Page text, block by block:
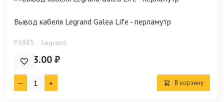
Вывод кабеля Legrand Galea Life - перламутр
P3885 Legrand
2 403.00 ₽
В корзину